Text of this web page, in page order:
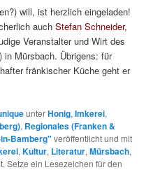
will, ist herzlich eingeladen!
auchStefan Schneider,
Veranstalter und Wirt des
in Mürsbach. Übrigens: für
fränkischer Küche geht er
unterHonig,Imkerei,
, Regionales (Franken &
Bamberg" veröffentlicht und mit
,Kultur, Literatur,Mürsbach,
Setze ein Lesezeichen für den